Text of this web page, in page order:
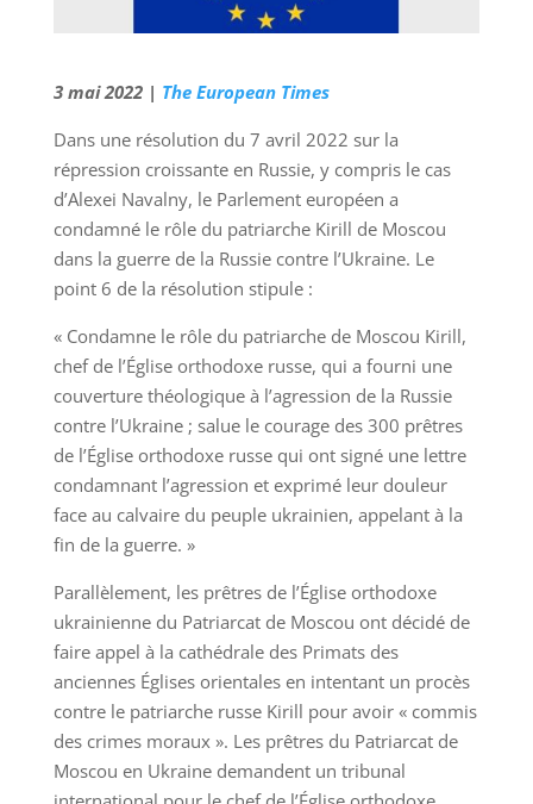
3 mai 2022 | The European Times
Dans une résolution du 7 avril 2022 sur la
répression croissante en Russie, y compris le cas
d’Alexei Navalny, le Parlement européen a
condamné le rôle du patriarche Kirill de Moscou
dans la guerre de la Russie contre l’Ukraine. Le
point 6 de la résolution stipule :
« Condamne le rôle du patriarche de Moscou Kirill,
chef de l’Église orthodoxe russe, qui a fourni une
couverture théologique à l’agression de la Russie
contre l’Ukraine ; salue le courage des 300 prêtres
de l’Église orthodoxe russe qui ont signé une lettre
condamnant l’agression et exprimé leur douleur
face au calvaire du peuple ukrainien, appelant à la
fin de la guerre. »
Parallèlement, les prêtres de l’Église orthodoxe
ukrainienne du Patriarcat de Moscou ont décidé de
faire appel à la cathédrale des Primats des
anciennes Églises orientales en intentant un procès
contre le patriarche russe Kirill pour avoir « commis
des crimes moraux ». Les prêtres du Patriarcat de
Moscou en Ukraine demandent un tribunal